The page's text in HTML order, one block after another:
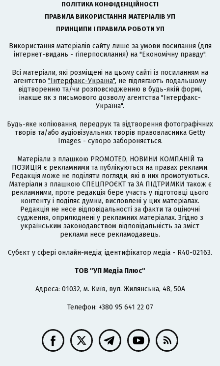
ПОЛІТИКА КОНФІДЕНЦІЙНОСТІ
ПРАВИЛА ВИКОРИСТАННЯ МАТЕРІАЛІВ УП
ПРИНЦИПИ І ПРАВИЛА РОБОТИ УП
Використання матеріалів сайту лише за умови посилання (для
інтернет-видань - гіперпосилання) на "Економічну правду".
Всі матеріали, які розміщені на цьому сайті із посиланням на
агентство "Інтерфакс-Україна", не підлягають подальшому
відтворенню та/чи розповсюдженню в будь-якій формі,
інакше як з письмового дозволу агентства "Інтерфакс-
Україна".
Будь-яке копіювання, передрук та відтворення фотографічних
творів та/або аудіовізуальних творів правовласника Getty
Images - суворо забороняється.
Матеріали з плашкою PROMOTED, НОВИНИ КОМПАНІЙ та
ПОЗИЦІЯ є рекламними та публікуються на правах реклами.
Редакція може не поділяти погляди, які в них промотуються.
Матеріали з плашкою СПЕЦПРОЄКТ та ЗА ПІДТРИМКИ також є
рекламними, проте редакція бере участь у підготовці цього
контенту і поділяє думки, висловлені у цих матеріалах.
Редакція не несе відповідальності за факти та оціночні
судження, оприлюднені у рекламних матеріалах. Згідно з
українським законодавством відповідальність за зміст
реклами несе рекламодавець.
Cубєкт у сфері онлайн-медіа; ідентифікатор медіа - R40-02163.
ТОВ "УП Медіа Плюс"
Адреса: 01032, м. Київ, вул. Жилянська, 48, 50А
Телефон: +380 95 641 22 07